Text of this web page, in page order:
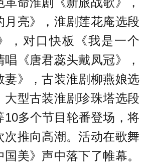
月亮》，淮剧莲花庵选段
，对口快板《我是一个
《唐君蕊头戴凤冠》，
妻》，古装淮剧柳燕娘选
大型古装淮剧珍珠塔选段
10多个节目轮番登场，将
次推向高潮。活动在歌舞
国美》声中落下了帷幕。